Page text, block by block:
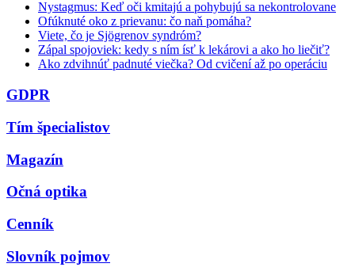
Nystagmus: Keď oči kmitajú a pohybujú sa nekontrolovane
Ofúknuté oko z prievanu: čo naň pomáha?
Viete, čo je Sjögrenov syndróm?
Zápal spojoviek: kedy s ním ísť k lekárovi a ako ho liečiť?
Ako zdvihnúť padnuté viečka? Od cvičení až po operáciu
GDPR
Tím špecialistov
Magazín
Očná optika
Cenník
Slovník pojmov